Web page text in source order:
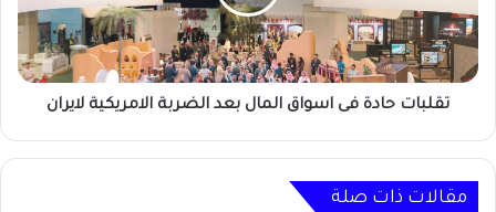
بعد
الضربة
الامريكية
لايران
تقلبات حادة فى اسواق المال بعد الضربة الامريكية لايران
مقالات ذات صلة